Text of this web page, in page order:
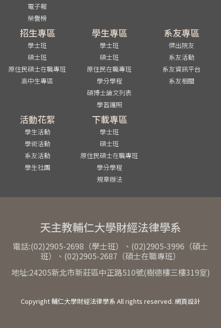
電子報
榮譽榜
招生專區
學士班
碩士班
原住民碩士在職專班
高中生專區
學生專區
學士班
碩士班
原住民在職專班
學分學程
碩博士論文列表
學習護照
系友專區
傑出院友
系友活動
系友資訊平台
系友相關
活動花絮
學生活動
學術活動
系友活動
學生社團
下載專區
學士班
碩士班
原住民碩士在職專班
學分學程
規章辦法
天主教輔仁大學財經法律學系
電話:(02)2905-2698（學士班）、(02)2905-3996（碩士
班）、(02)2905-2687（碩士在職專班）
地址:24205新北市新莊區中正路510號(樹德樓三樓319室)
Copyright 輔仁大學財經法律學系 All rights reserved. 網頁設計